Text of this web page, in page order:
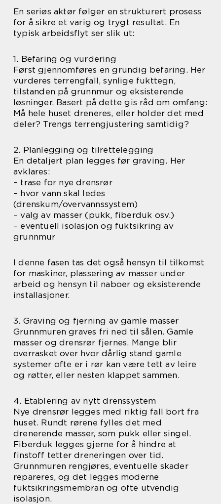
En seriøs aktør følger en strukturert prosess
for å sikre et varig og trygt resultat. En
typisk arbeidsflyt ser slik ut:
1. Befaring og vurdering
Først gjennomføres en grundig befaring. Her
vurderes terrengfall, synlige fukttegn,
tilstanden på grunnmur og eksisterende
løsninger. Basert på dette gis råd om omfang:
Må hele huset dreneres, eller holder det med
deler? Trengs terrengjustering samtidig?
2. Planlegging og tilrettelegging
En detaljert plan legges før graving. Her
avklares:
– trase for nye drensrør
– hvor vann skal ledes
(drenskum/overvannssystem)
– valg av masser (pukk, fiberduk osv.)
– eventuell isolasjon og fuktsikring av
grunnmur
I denne fasen tas det også hensyn til tilkomst
for maskiner, plassering av masser under
arbeid og hensyn til naboer og eksisterende
installasjoner.
3. Graving og fjerning av gamle masser
Grunnmuren graves fri ned til sålen. Gamle
masser og drensrør fjernes. Mange blir
overrasket over hvor dårlig stand gamle
systemer ofte er i rør kan være tett av leire
og røtter, eller nesten klappet sammen.
4. Etablering av nytt drenssystem
Nye drensrør legges med riktig fall bort fra
huset. Rundt rørene fylles det med
drenerende masser, som pukk eller singel.
Fiberduk legges gjerne for å hindre at
finstoff tetter dreneringen over tid.
Grunnmuren rengjøres, eventuelle skader
repareres, og det legges moderne
fuktsikringsmembran og ofte utvendig
isolasjon.